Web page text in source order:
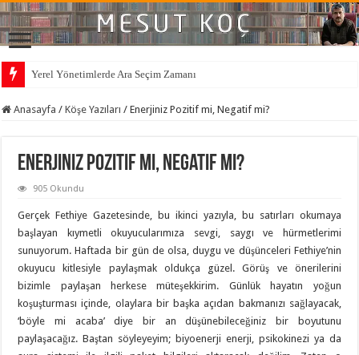
Yerel Yönetimlerde Ara Seçim Zamanı
Anasayfa / Köşe Yazıları / Enerjiniz Pozitif mi, Negatif mi?
Enerjiniz Pozitif mi, Negatif mi?
905 Okundu
Gerçek Fethiye Gazetesinde, bu ikinci yazıyla, bu satırları okumaya
başlayan kıymetli okuyucularımıza sevgi, saygı ve hürmetlerimi
sunuyorum. Haftada bir gün de olsa, duygu ve düşünceleri Fethiye’nin
okuyucu kitlesiyle paylaşmak oldukça güzel. Görüş ve önerilerini
bizimle paylaşan herkese müteşekkirim. Günlük hayatın yoğun
koşuşturması içinde, olaylara bir başka açıdan bakmanızı sağlayacak,
‘böyle mi acaba’ diye bir an düşünebileceğiniz bir boyutunu
paylaşacağız. Baştan söyleyeyim; biyoenerji enerji, psikokinezi ya da